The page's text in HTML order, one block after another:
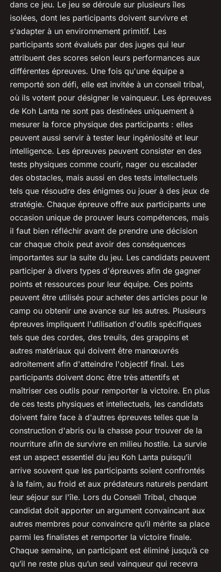
dans ce jeu. Le jeu se déroule sur plusieurs îles
isolées, dont les participants doivent survivre et
s'adapter à un environnement primitif. Les
participants sont évalués par des juges qui leur
attribuent des scores selon leurs performances aux
différentes épreuves. Une fois qu'une équipe a
remporté son défi, elle est invitée à un conseil tribal,
où ils votent pour désigner le vainqueur. Les épreuves
de Koh Lanta ne sont pas destinées uniquement à
mesurer la force physique des participants : elles
peuvent aussi servir à tester leur ingéniosité et leur
intelligence. Les épreuves peuvent consister en des
tests physiques comme courir, nager ou escalader
des obstacles, mais aussi en des tests intellectuels
tels que résoudre des énigmes ou jouer à des jeux de
stratégie. Chaque épreuve offre aux participants une
occasion unique de prouver leurs compétences, mais
il faut bien réfléchir avant de prendre une décision
car chaque choix peut avoir des conséquences
importantes sur la suite du jeu. Les candidats peuvent
participer à divers types d'épreuves afin de gagner
points et ressources pour leur équipe. Ces points
peuvent être utilisés pour acheter des articles pour le
camp ou obtenir une avance sur les autres. Plusieurs
épreuves impliquent l'utilisation d'outils spécifiques
tels que des cordes, des treuils, des grappins et
autres matériaux qui doivent être manœuvrés
adroitement afin d'atteindre l'objectif final. Les
participants doivent donc être très attentifs et
maîtriser ces outils pour remporter la victoire. En plus
de ces tests physiques et intellectuels, les candidats
doivent faire face à d'autres épreuves telles que la
construction d'abris ou la chasse pour trouver de la
nourriture afin de survivre en milieu hostile. La survie
est un aspect essentiel du jeu Koh Lanta puisqu’il
arrive souvent que les participants soient confrontés
à la faim, au froid et aux prédateurs naturels pendant
leur séjour sur l'île. Lors du Conseil Tribal, chaque
candidat doit apporter un argument convaincant aux
autres membres pour convaincre qu’il mérite sa place
parmi les finalistes et remporter la victoire finale.
Chaque semaine, un participant est éliminé jusqu’à ce
qu’il ne reste plus qu’un seul vainqueur qui recevra